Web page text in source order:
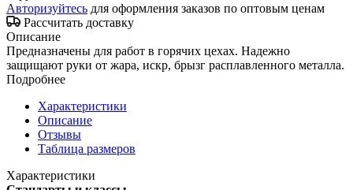
Авторизуйтесь для оформления заказов по оптовым ценам
Рассчитать доставку
Описание
Предназначены для работ в горячих цехах. Надежно
защищают руки от жара, искр, брызг расплавленного металла.
Подробнее
Характеристики
Описание
Отзывы
Таблица размеров
Характеристики